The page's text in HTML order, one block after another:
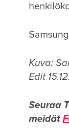
Kuva:
Edit
Seuraa
meidät